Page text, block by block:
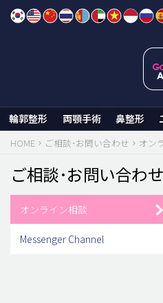
Skip
輪郭整形 両顎手術 鼻整形
HOME ご相談･お問い合わせ オン
ご相談･お問い合わせ
オンライン相談
Messenger Channel